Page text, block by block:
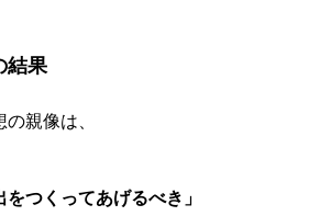
結果
親像は、
をつくってあげるべき」